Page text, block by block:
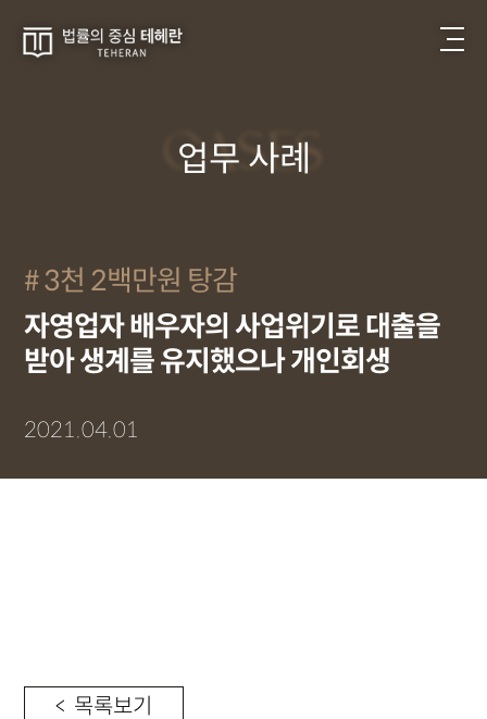
CASES
업무 사례
3천 2백만원 탕감
자영업자 배우자의 사업위기로 대출을
받아 생계를 유지했으나 개인회생
2021.04.01
< 목록보기